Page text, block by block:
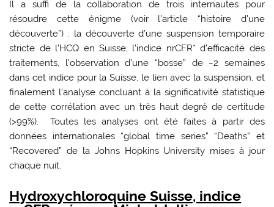
Il a suffi de la collaboration de trois internautes pour
résoudre cette énigme (voir l’article “histoire d’une
découverte”) : la découverte d’une suspension temporaire
stricte de l’HCQ en Suisse, l’indice nrCFR* d’efficacité des
traitements, l’observation d’une “bosse” de ~2 semaines
dans cet indice pour la Suisse, le lien avec la suspension, et
finalement l’analyse concluant à la significativité statistique
de cette corrélation avec un très haut degré de certitude
(>99%). Toutes les analyses ont été faites à partir des
données internationales “global time series” “Deaths” et
“Recovered” de la Johns Hopkins University mises à jour
chaque nuit.
Hydroxychloroquine Suisse, indice